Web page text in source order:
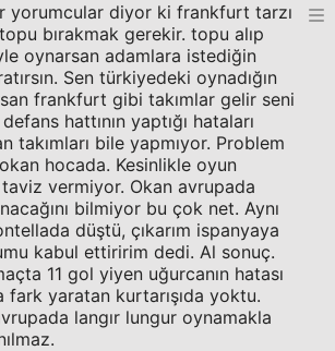
yorumcular diyor ki frankfurt tarzı
bırakmak gerekir. topu alıp
oynarsan adamlara istediğin
Sen türkiyedeki oynadığın
frankfurt gibi takımlar gelir seni
hattının yaptığı hataları
takımları bile yapmıyor. Problem
hocada. Kesinlikle oyun
taviz vermiyor. Okan avrupada
bilmiyor bu çok net. Aynı
düştü, çıkarım ispanyaya
kabul ettiririm dedi. Al sonuç.
11 gol yiyen uğurcanın hatası
fark yaratan kurtarışıda yoktu.
langır lungur oynamakla